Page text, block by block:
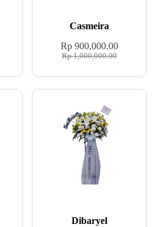
Casmeira
Rp1,000,000.00
Rp 900,000.00
Dibaryel